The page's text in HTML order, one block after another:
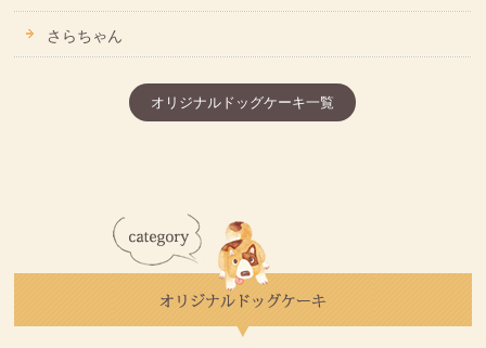
さらちゃん
オリジナルドッグケーキ一覧